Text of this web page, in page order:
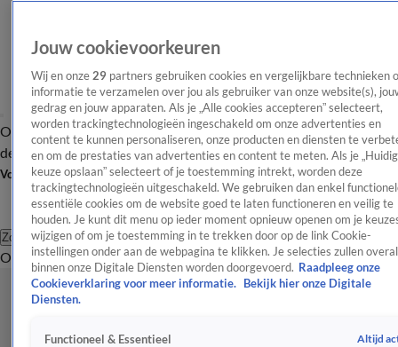
OverzichtAfleveringen Entertainment TV Algemeen
Tip
de redactieNieuwsbrief
Volg Shownieuws
Zoeken
OverzichtEntertainmentSpraakmakendRealityCrimeVideo's
Jouw cookievoorkeuren
Wij en onze 29 partners gebruiken cookies en vergelijkbare technieken
informatie te verzamelen over jou als gebruiker van onze website(s),
gedrag en jouw apparaten. Als je „Alle cookies accepteren” selecteert,
worden trackingtechnologieën ingeschakeld om onze advertenties en
content te kunnen personaliseren, onze producten en diensten te
en om de prestaties van advertenties en content te meten. Als je
keuze opslaan” selecteert of je toestemming intrekt, worden deze
trackingtechnologieën uitgeschakeld. We gebruiken dan enkel
essentiële cookies om de website goed te laten functioneren en veilig te
houden. Je kunt dit menu op ieder moment opnieuw openen om je
wijzigen of om je toestemming in te trekken door op de link Cookie-
instellingen onder aan de webpagina te klikken. Je selecties zullen overal
binnen onze Digitale Diensten worden doorgevoerd. Raadpleeg onze
Cookieverklaring voor meer informatie.
Bekijk hier onze Digitale
Diensten.
Functioneel & Essentieel Altijd